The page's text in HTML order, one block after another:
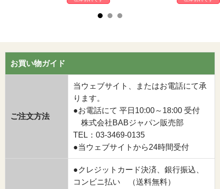
お買い物ガイド
ご注文方法
当ウェブサイト、またはお電話にて承
ります。
●お電話にて 平日10:00～18:00 受付
株式会社BABジャパン販売部
TEL：03-3469-0135
●当ウェブサイトから24時間受付
●クレジットカード決済、銀行振込、
コンビニ払い （送料無料）